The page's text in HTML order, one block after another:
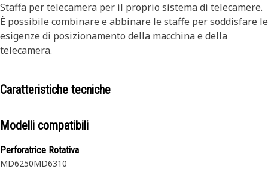
Staffa per telecamera per il proprio sistema di telecamere.
È possibile combinare e abbinare le staffe per soddisfare le
esigenze di posizionamento della macchina e della
telecamera.
Caratteristiche tecniche
Modelli compatibili
Perforatrice Rotativa
MD6250MD6310